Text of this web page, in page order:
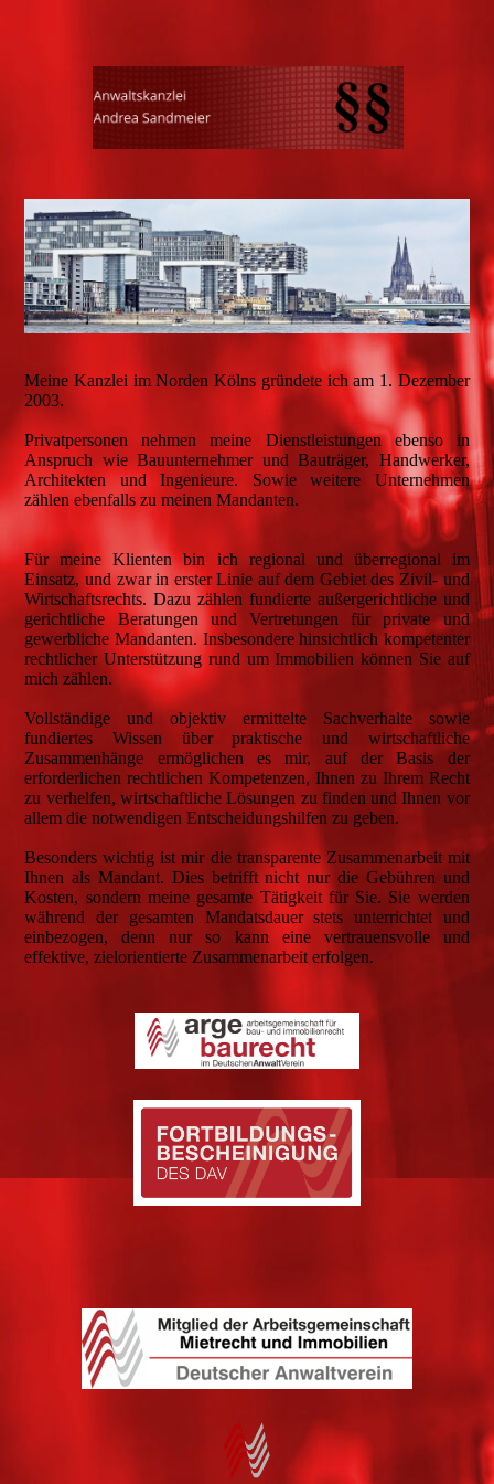
Meine Kanzlei im Norden Kölns gründete ich am 1. Dezember
2003.
Privatpersonen nehmen meine Dienstleistungen ebenso in
Anspruch wie Bauunternehmer und Bauträger, Handwerker,
Architekten und Ingenieure. Sowie weitere Unternehmen
zählen ebenfalls zu meinen Mandanten.
Für meine Klienten bin ich regional und überregional im
Einsatz, und zwar in erster Linie auf dem Gebiet des Zivil- und
Wirtschaftsrechts. Dazu zählen fundierte außergerichtliche und
gerichtliche Beratungen und Vertretungen für private und
gewerbliche Mandanten. Insbesondere hinsichtlich kompetenter
rechtlicher Unterstützung rund um Immobilien können Sie auf
mich zählen.
Vollständige und objektiv ermittelte Sachverhalte sowie
fundiertes Wissen über praktische und wirtschaftliche
Zusammenhänge ermöglichen es mir, auf der Basis der
erforderlichen rechtlichen Kompetenzen, Ihnen zu Ihrem Recht
zu verhelfen, wirtschaftliche Lösungen zu finden und Ihnen vor
allem die notwendigen Entscheidungshilfen zu geben.
Besonders wichtig ist mir die transparente Zusammenarbeit mit
Ihnen als Mandant. Dies betrifft nicht nur die Gebühren und
Kosten, sondern meine gesamte Tätigkeit für Sie. Sie werden
während der gesamten Mandatsdauer stets unterrichtet und
einbezogen, denn nur so kann eine vertrauensvolle und
effektive, zielorientierte Zusammenarbeit erfolgen.